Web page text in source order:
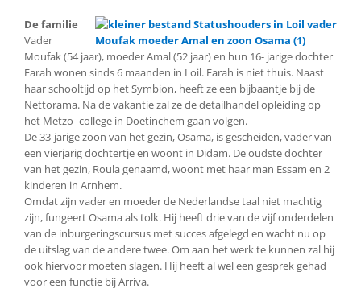
De familie
Vader
Moufak (54 jaar), moeder Amal (52 jaar) en hun 16- jarige dochter
Farah wonen sinds 6 maanden in Loil. Farah is niet thuis. Naast
haar schooltijd op het Symbion, heeft ze een bijbaantje bij de
Nettorama. Na de vakantie zal ze de detailhandel opleiding op
het Metzo- college in Doetinchem gaan volgen.
De 33-jarige zoon van het gezin, Osama, is gescheiden, vader van
een vierjarig dochtertje en woont in Didam. De oudste dochter
van het gezin, Roula genaamd, woont met haar man Essam en 2
kinderen in Arnhem.
Omdat zijn vader en moeder de Nederlandse taal niet machtig
zijn, fungeert Osama als tolk. Hij heeft drie van de vijf onderdelen
van de inburgeringscursus met succes afgelegd en wacht nu op
de uitslag van de andere twee. Om aan het werk te kunnen zal hij
ook hiervoor moeten slagen. Hij heeft al wel een gesprek gehad
voor een functie bij Arriva.